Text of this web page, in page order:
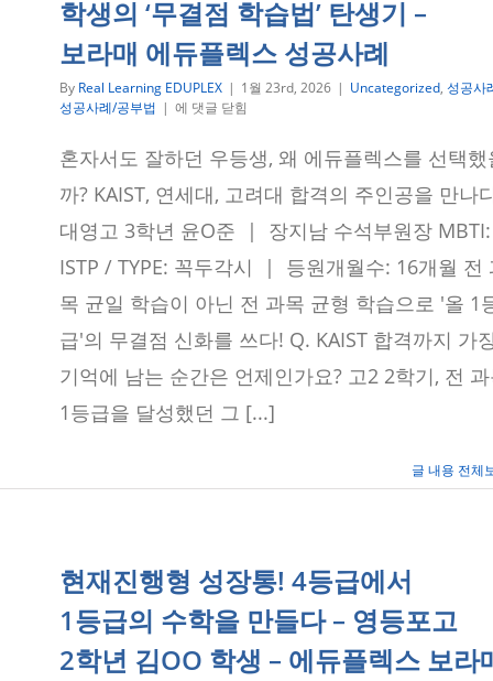
학생의 ‘무결점 학습법’ 탄생기 –
보라매 에듀플렉스 성공사례
By Real Learning EDUPLEX | 1월 23rd, 2026 | Uncategorized, 성공사
성공사례/공부법 | KAIST
시
3
관
왕!
대
영
고
O
학
생
의
‘무
결
–
라
에
에 댓글 닫힘
혼자서도 잘하던 우등생, 왜 에듀플렉스를 선택했
까? KAIST, 연세대, 고려대 합격의 주인공을 만나
대영고 3학년 윤O준 | 장지남 수석부원장 MBTI:
ISTP / TYPE: 꼭두각시 | 등원개월수: 16개월 전
목 균일 학습이 아닌 전 과목 균형 학습으로 '올 1
급'의 무결점 신화를 쓰다! Q. KAIST 합격까지 가
기억에 남는 순간은 언제인가요? 고2 2학기, 전
1등급을 달성했던 그 [...]
글 내용 전체
현재진행형 성장통! 4등급에서
1등급의 수학을 만들다 – 영등포고
2학년 김OO 학생 – 에듀플렉스 보라